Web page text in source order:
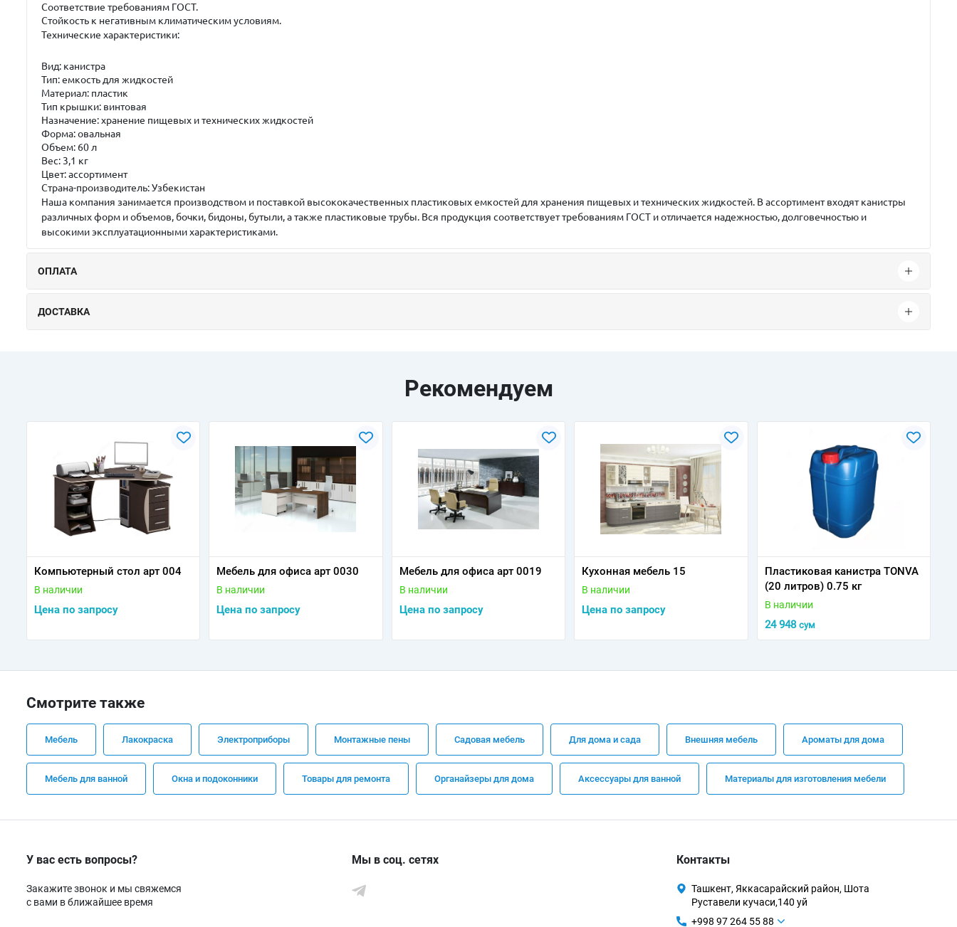
Соответствие требованиям ГОСТ.
Стойкость к негативным климатическим условиям.
Технические характеристики:
Вид: канистра
Тип: емкость для жидкостей
Материал: пластик
Тип крышки: винтовая
Назначение: хранение пищевых и технических жидкостей
Форма: овальная
Объем: 60 л
Вес: 3,1 кг
Цвет: ассортимент
Страна-производитель: Узбекистан
Наша компания занимается производством и поставкой высококачественных пластиковых емкостей для хранения пищевых и технических жидкостей. В ассортимент входят канистры
различных форм и объемов, бочки, бидоны, бутыли, а также пластиковые трубы. Вся продукция соответствует требованиям ГОСТ и отличается надежностью, долговечностью и
высокими эксплуатационными характеристиками.
ОПЛАТА
ДОСТАВКА
Рекомендуем
Компьютерный стол арт 004
В наличии
Цена по запросу
Мебель для офиса арт 0030
В наличии
Цена по запросу
Мебель для офиса арт 0019
В наличии
Цена по запросу
Кухонная мебель 15
В наличии
Цена по запросу
Пластиковая канистра TONVA
(20 литров) 0.75 кг
В наличии
24 948 сум
Смотрите также
Мебель Лакокраска Электроприборы Монтажные пены Садовая мебель Для дома и сада Внешняя мебель Ароматы для дома
Мебель для ванной Окна и подоконники Товары для ремонта Органайзеры для дома Аксессуары для ванной Материалы для изготовления мебели
У вас есть вопросы?
Закажите звонок и мы свяжемся
с вами в ближайшее время
Мы в соц. сетях Контакты
Ташкент, Яккасарайский район, Шота
Руставели кучаси,140 уй
+998 97 264 55 88